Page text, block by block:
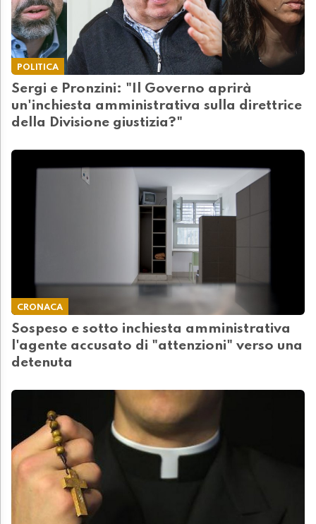
POLITICA
Sergi e Pronzini: "Il Governo aprirà
un'inchiesta amministrativa sulla direttrice
della Divisione giustizia?"
CRONACA
Sospeso e sotto inchiesta amministrativa
l'agente accusato di "attenzioni" verso una
detenuta